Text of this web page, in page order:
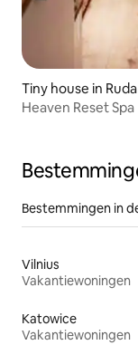
Tiny house in Ruda
Heaven Reset Spa
Bestemmingen in
Vilnius
Vakantiewoningen
Katowice
Vakantiewoningen